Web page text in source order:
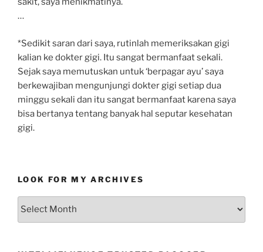
…
*Sedikit saran dari saya, rutinlah memeriksakan gigi
kalian ke dokter gigi. Itu sangat bermanfaat sekali.
Sejak saya memutuskan untuk ‘berpagar ayu’ saya
berkewajiban mengunjungi dokter gigi setiap dua
minggu sekali dan itu sangat bermanfaat karena saya
bisa bertanya tentang banyak hal seputar kesehatan
gigi.
LOOK FOR MY ARCHIVES
LOOK